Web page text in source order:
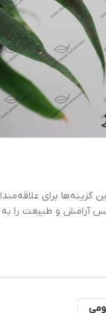
علاقه‌مندان به
فضای زندگی شما